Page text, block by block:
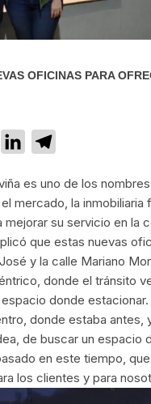
OFICINAS PARA
WhatsApp
LinkedIn
es uno de los
mercado, la inmobiliaria
su servicio en la
que estas nuevas
y la calle Mariano
donde el tránsito
donde estacionar.
donde estaba antes,
de buscar un espacio
en este tiempo,
los clientes y para